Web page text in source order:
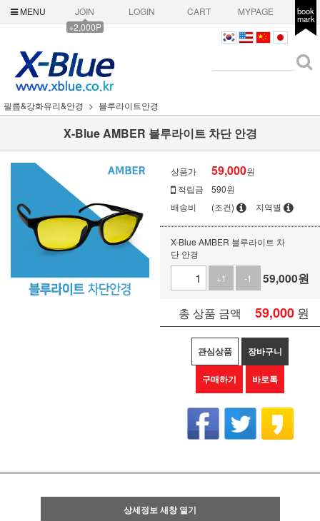
MENU
JOIN
+2,000P
LOGIN CART MYPAGE book
mark
필름&강화유리&안경 블루라이트안경
X-Blue AMBER 블루라이트 차단 안경
상품가 59,000원
적립금
590원
배송비
(조건) 지역별
X-Blue AMBER 블루라이트 차
단 안경
+1
-1 59,000원
총 상품 금액 59,000 원
관심상품 장바구니
구매하기 바로톡
상세정보 새창 열기